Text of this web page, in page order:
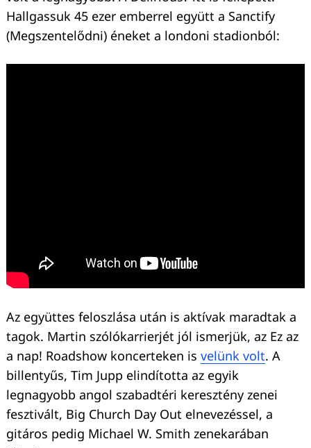
Hallgassuk 45 ezer emberrel együtt a Sanctify
(Megszentelődni) éneket a londoni stadionból:
Az együttes feloszlása után is aktívak maradtak a
tagok. Martin szólókarrierjét jól ismerjük, az Ez az
a nap! Roadshow koncerteken is velünk volt. A
billentyűs, Tim Jupp elindította az egyik
legnagyobb angol szabadtéri keresztény zenei
fesztivált, Big Church Day Out elnevezéssel, a
gitáros pedig Michael W. Smith zenekarában